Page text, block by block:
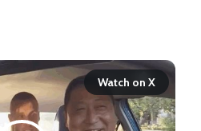
Watch on X